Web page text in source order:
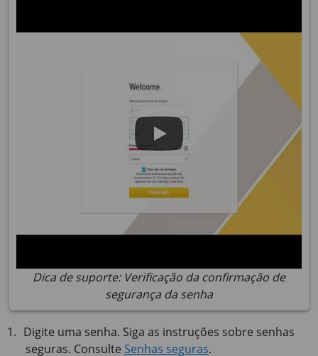
Dica de suporte: Verificação da confirmação de
segurança da senha
Digite uma senha. Siga as instruções sobre senhas
seguras. Consulte Senhas seguras.